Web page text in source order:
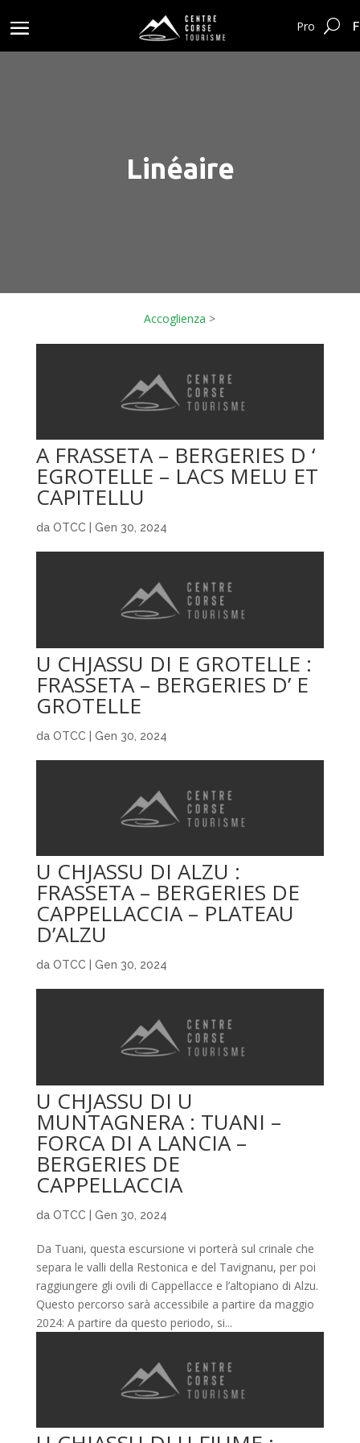
Pro
Linéaire
Accoglienza >
A FRASSETA – BERGERIES D ‘
EGROTELLE – LACS MELU ET
CAPITELLU
da OTCC| Gen 30, 2024
U CHJASSU DI E GROTELLE :
FRASSETA – BERGERIES D’ E
GROTELLE
da OTCC| Gen 30, 2024
U CHJASSU DI ALZU :
FRASSETA – BERGERIES DE
CAPPELLACCIA – PLATEAU
D’ALZU
da OTCC| Gen 30, 2024
U CHJASSU DI U
MUNTAGNERA : TUANI –
FORCA DI A LANCIA –
BERGERIES DE
CAPPELLACCIA
da OTCC| Gen 30, 2024
Da Tuani, questa escursione vi porterà sul crinale che
separa le valli della Restonica e del Tavignanu, per poi
raggiungere gli ovili di Cappellacce e l’altopiano di Alzu.
Questo percorso sarà accessibile a partire da maggio
2024: A partire da questo periodo, si...